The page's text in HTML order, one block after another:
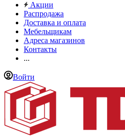
Акции
Распродажа
Доставка и оплата
Мебельщикам
Адреса магазинов
Контакты
...
Войти